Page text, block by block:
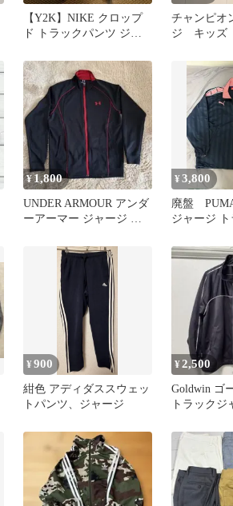
【Y2K】NIKE クロップ
ド トラックパンツ ジッ
L
チャンピ
ジ キッズ
¥1,800
UNDER ARMOUR アンダ
ーアーマー ジャージ ジ
¥3,800
廃盤
ジャージ ト
¥900
紺色 アディダススウェッ
トパンツ、ジャージ
¥2,500
Goldwin ゴ
トラックジ